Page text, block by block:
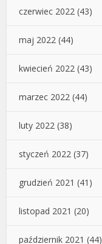
czerwiec 2022 (43)
maj 2022 (44)
kwiecień 2022 (43)
marzec 2022 (44)
luty 2022 (38)
styczeń 2022 (37)
grudzień 2021 (41)
listopad 2021 (20)
październik 2021 (44)